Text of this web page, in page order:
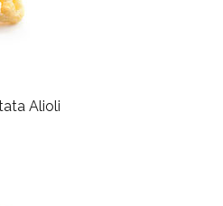
Alioli